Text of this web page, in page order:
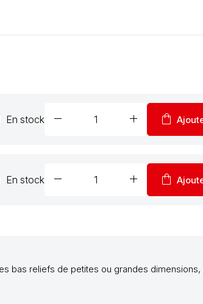
En stock remove add shopping_bag
En stock remove add shopping_bag
bas reliefs de petites ou grandes dimensions,